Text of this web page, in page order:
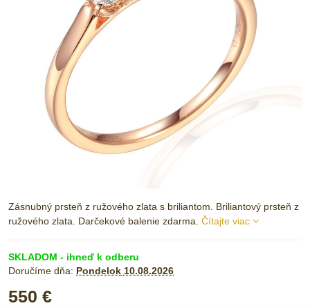
Zásnubný prsteň z ružového zlata s briliantom. Briliantový prsteň z
ružového zlata. Darčekové balenie zdarma. Čítajte viac
SKLADOM - ihneď k odberu
Doručíme dňa: Pondelok 10.08.2026
550 €